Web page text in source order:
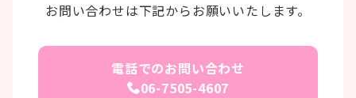
お問い合わせは下記からお願いいたします。
電話でのお問い合わせ
06-7505-4607